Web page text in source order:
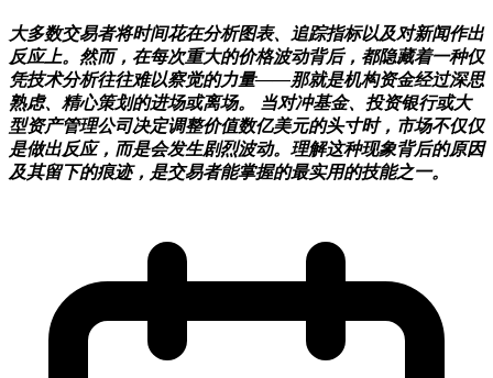
大多数交易者将时间花在分析图表、追踪指标以及对新闻作出
反应上。然而，在每次重大的价格波动背后，都隐藏着一种仅
凭技术分析往往难以察觉的力量——那就是机构资金经过深思
熟虑、精心策划的进场或离场。 当对冲基金、投资银行或大
型资产管理公司决定调整价值数亿美元的头寸时，市场不仅仅
是做出反应，而是会发生剧烈波动。理解这种现象背后的原因
及其留下的痕迹，是交易者能掌握的最实用的技能之一。